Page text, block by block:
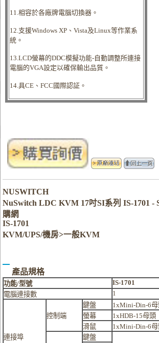
11.相容於各廠牌電腦切換器。
12.支援Windows XP、Vista及Linux等作業系
統。
13.LCD螢幕的DDC模擬功能-自動調整所連接
電腦的VGA設定以確保輸出品質。
14.具CE、FCC國際認証。
NUSWITCH
NuSwitch LDC KVM 17吋SI系列 IS-1701 -
購網
IS-1701
KVM/UPS/機房>一般KVM
產品規格
功能/型號
IS-1701
電腦連接數
1
連接埠
控制端
鍵盤 1xMini-Din-6
螢幕
1xHDB-15母頭
滑鼠
1xMini-Din-6
鍵盤